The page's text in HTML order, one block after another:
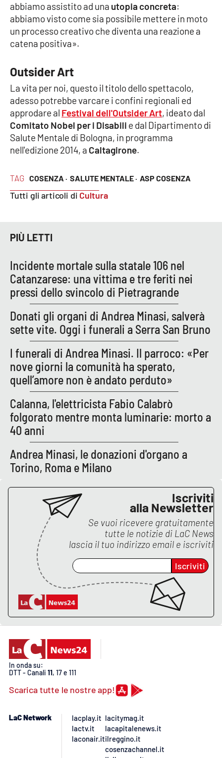
Food
Storie
LAC
NETWORK
Lacplay.it
Lactv.it
Laconair.it
Lacapitalenews.it
Ilvibonese.it
Catanzarochannel.it
APP
Android
Apple
TAG COSENZA · SALUTE MENTALE · ASP COSENZA
Tutti gli articoli di Cultura
abbiamo assistito ad una utopia concreta:
abbiamo visto come sia possibile mettere in moto
un processo creativo che diventa una reazione a
catena positiva».
Outsider Art
La vita per noi, questo il titolo dello spettacolo,
adesso potrebbe varcare i confini regionali ed
approdare al Festival dell'Outsider Art, ideato dal
Comitato Nobel per i Disabili e dal Dipartimento di
Salute Mentale di Bologna, in programma
nell'edizione 2014, a Caltagirone.
PIÙ LETTI
Incidente mortale sulla statale 106 nel
Catanzarese: una vittima e tre feriti nei
pressi dello svincolo di Pietragrande
Donati gli organi di Andrea Minasi, salverà
sette vite. Oggi i funerali a Serra San Bruno
I funerali di Andrea Minasi. Il parroco: «Per
nove giorni la comunità ha sperato,
quell’amore non è andato perduto»
Calanna, l'elettricista Fabio Calabrò
folgorato mentre monta luminarie: morto a
40 anni
Andrea Minasi, le donazioni d'organo a
Torino, Roma e Milano
Iscriviti
alla Newsletter
Se vuoi ricevere gratuitamente
tutte le notizie di LaC News
lascia il tuo indirizzo email e iscriviti
Iscriviti
In onda su:
DTT - Canali 11, 17 e 111
Scarica tutte le nostre app!
LaC Network
lacplay.it
lactv.it
laconair.it
lacitymag.it
lacapitalenews.it
ilreggino.it
cosenzachannel.it